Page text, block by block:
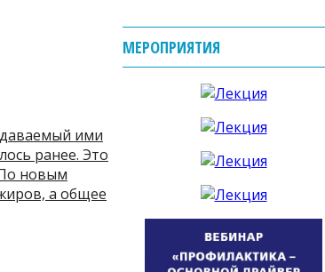
ими
ранее. Это
новым
а общее
МЕРОПРИЯТИЯ